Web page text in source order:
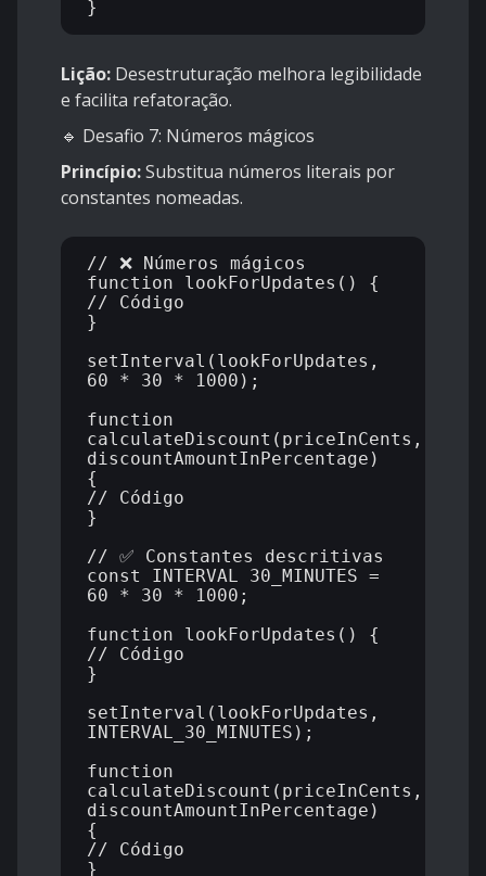
Lição: Desestruturação melhora legibilidade
e facilita refatoração.
🔹 Desafio 7: Números mágicos
Princípio:Substitua números literais por
constantes nomeadas.
// ❌ Números mágicos
function lookForUpdates() {
// Código
}
setInterval(lookForUpdates,
60 * 30 * 1000);
function
calculateDiscount(priceInCents,
discountAmountInPercentage)
{
// Código
}
// ✅ Constantes descritivas
const INTERVAL_30_MINUTES =
60 * 30 * 1000;
function lookForUpdates() {
// Código
}
setInterval(lookForUpdates,
INTERVAL_30_MINUTES);
function
calculateDiscount(priceInCents,
discountAmountInPercentage)
{
// Código